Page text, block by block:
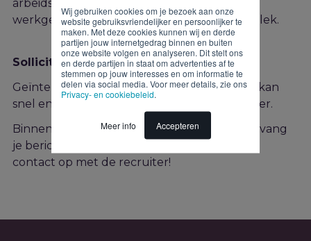
Wij gebruiken cookies om je bezoek aan onze
website gebruiksvriendelijker en persoonlijker te
maken. Met deze cookies kunnen wij en derde
partijen jouw internetgedrag binnen en buiten
onze website volgen en analyseren. Dit stelt ons
en derde partijen in staat om advertenties af te
stemmen op jouw interesses en om informatie te
delen via social media. Voor meer details, zie ons
Privacy- en cookiebeleid
Meer info Accepteren
arbeidsmarkt en honderden aangesloten
werkgevers zit jij straks precies op de juiste plek.
Solliciteren
Geïnteresseerd in deze functie? Solliciteren kan
snel en gemakkelijk via onderstaand formulier.
Binnen twee werkdagen na je sollicitatie ontvang
je bericht van ons. Heb je vragen? Neem dan
contact op met de recruiter!